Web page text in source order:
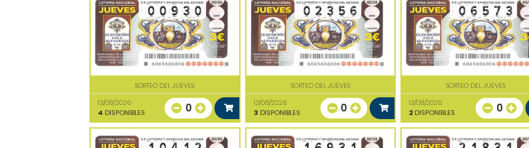
SORTEO DEL JUEVES
13/08/2026
4 DISPONIBLES 0
SORTEO DEL JUEVES
13/08/2026
3 DISPONIBLES 0
SORTEO DEL JUEVES
13/08/2026
2 DISPONIBLES 0